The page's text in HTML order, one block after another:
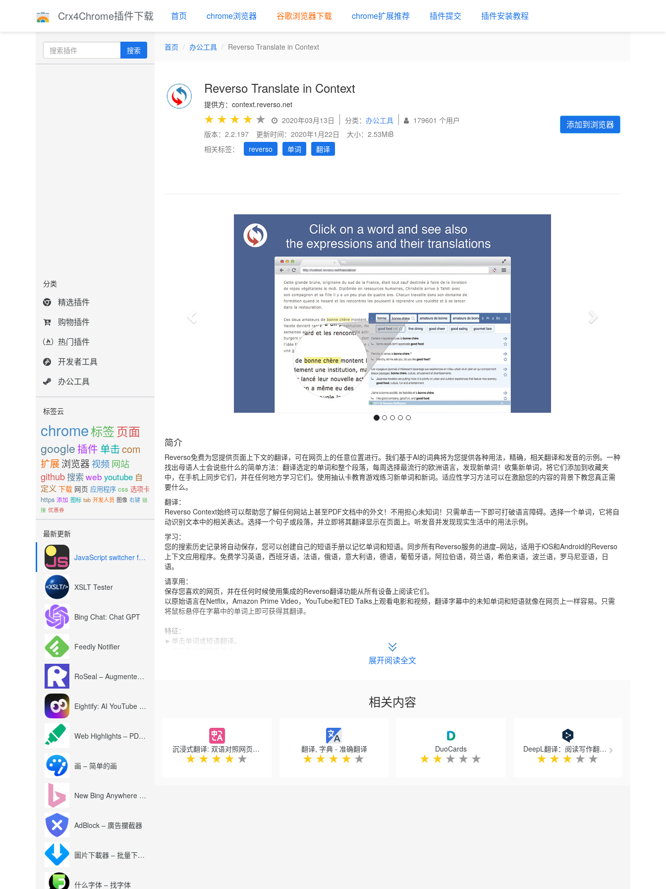
Crx4Chrome插件下载 首页 chrome浏览器 谷歌浏览器下载 chrome扩展推荐 插件提交 插件安装教程
搜索
分类
精选插件
购物插件
热门插件
开发者工具
办公工具
标签云
chrome标签页面
google 插件 单击com
扩展浏览器 视频网站
github搜索web youtube 自
定义 下载 网页 应用程序 css 选项卡
https 添加 图标 tab 开发人员 图像 右键 链
接 优惠券
最新更新
JavaScript switcher for SEO and development
XSLT Tester
Bing Chat: Chat GPT
Feedly Notifier
RoSeal – Augmented Roblox Experience
Eightify: AI YouTube Summary with ChatGPT
Web Highlights – PDF & Web Highlighter
画 – 简单的画
New Bing Anywhere (Bing Chat GPT-4)
AdBlock – 廣告攔截器
圖片下載器 – 批量下載圖片
什么字体 – 找字体
首页 办公工具 Reverso Translate in Context
Reverso Translate in Context
提供方：context.reverso.net
★ ★ ★ ★ ★ 2020年03月13日 分类： 办公工具
179601 个用户
版本：2.2.197
更新时间：2020年1月22日
大小：2.53MiB
相关标签：
reverso 单词 翻译
添加到浏览器
简介
Reverso免费为您提供页面上下文的翻译，可在网页上的任意位置进行。我们基于AI的词典将为您提供各种用法，精确，相关翻译和发音的示例。一种
找出母语人士会说些什么的简单方法：翻译选定的单词和整个段落，每周选择最流行的欧洲语言，发现新单词！收集新单词，将它们添加到收藏夹
中，在手机上同步它们，并在任何地方学习它们。使用抽认卡教育游戏练习新单词和新词。适应性学习方法可以在激励您的内容的背景下教您真正需
要什么。
翻译：
Reverso Context始终可以帮助您了解任何网站上甚至PDF文档中的外文！不用担心未知词！只需单击一下即可打破语言障碍。选择一个单词，它将自
动识别文本中的相关表达。选择一个句子或段落，并立即将其翻译显示在页面上。听发音并发现现实生活中的用法示例。
学习：
您的搜索历史记录将自动保存，您可以创建自己的短语手册以记忆单词和短语。同步所有Reverso服务的进度–网站，适用于iOS和Android的Reverso
上下文应用程序。免费学习英语，西班牙语，法语，俄语，意大利语，德语，葡萄牙语，阿拉伯语，荷兰语，希伯来语，波兰语，罗马尼亚语，日
语。
请享用：
保存您喜欢的网页，并在任何时候使用集成的Reverso翻译功能从所有设备上阅读它们。
以原始语言在Netflix，Amazon Prime Video，YouTube和TED Talks上观看电影和视频，翻译字幕中的未知单词和短语就像在网页上一样容易。只需
将鼠标悬停在字幕中的单词上即可获得其翻译。
特征：
►单击单词或短语翻译。
►Reverso拼写器-拼写和语法检查器
►反向共轭
►逆语法
展开阅读全文
相关内容
沉浸式翻译: 双语对照网页翻译 & PDF文档翻译
★ ★ ★ ★ ★
翻译, 字典 - 准确翻译
★ ★ ★ ★ ★
DuoCards
★ ★ ★ ★ ★
DeepL翻译：阅读写作翻译器
★ ★ ★ ★ ★